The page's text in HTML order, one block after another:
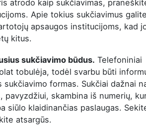
atrodo kaip sukčiavimas,
Apie tokius sukčiavimus
apsaugos institucijoms, kad
kitus.
sukčiavimo būdus. Telefoniniai
tobulėja, todėl svarbu būti
sukčiavimo formas. Sukčiai dažnai
pavyzdžiui, skambina iš numerių,
siūlo klaidinančias paslaugas.
atsargūs.